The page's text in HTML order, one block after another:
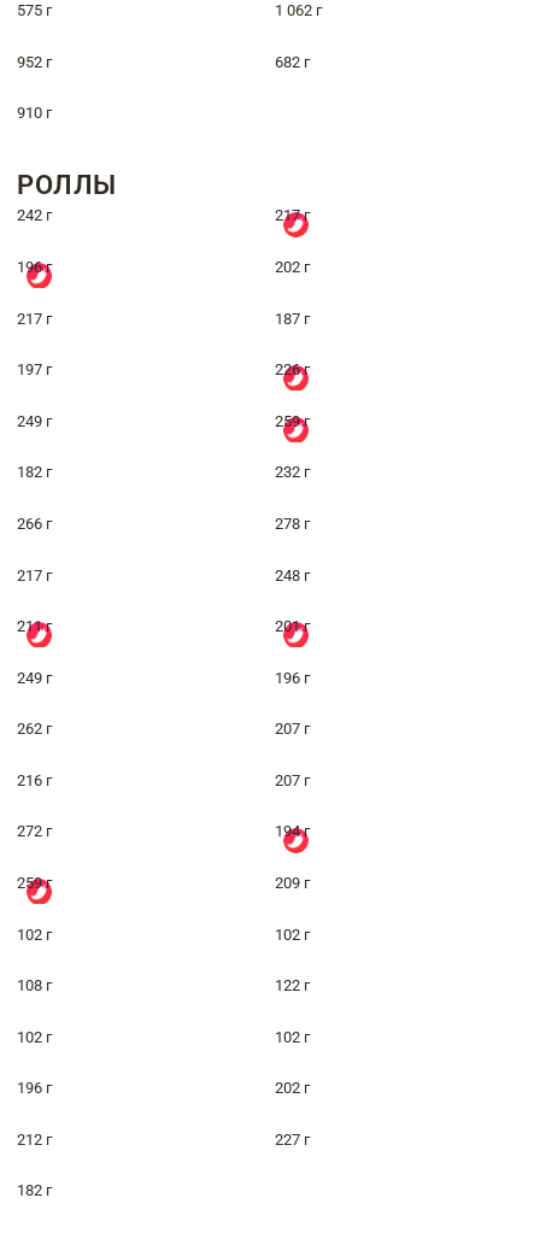
575 г 1 062 г
952 г 682 г
910 г
РОЛЛЫ
242 г 217 г
196 г 202 г
217 г 187 г
197 г 226 г
249 г 259 г
182 г 232 г
266 г 278 г
217 г 248 г
211 г 201 г
249 г 196 г
262 г 207 г
216 г 207 г
272 г 194 г
259 г 209 г
102 г 102 г
108 г 122 г
102 г 102 г
196 г 202 г
212 г 227 г
182 г